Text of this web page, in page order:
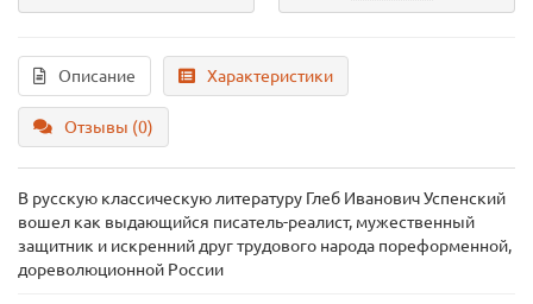
Описание Характеристики
Отзывы (0)
В русскую классическую литературу Глеб Иванович Успенский
вошел как выдающийся писатель-реалист, мужественный
защитник и искренний друг трудового народа пореформенной,
дореволюционной России